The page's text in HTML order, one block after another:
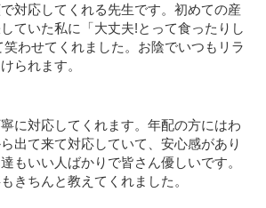
対応してくれる先生です。初めての産
ていた私に「大丈夫!とって食ったりし
わせてくれました。お陰でいつもリラ
られます。
に対応してくれます。年配の方にはわ
出て来て対応していて、安心感があり
もいい人ばかりで皆さん優しいです。
きちんと教えてくれました。